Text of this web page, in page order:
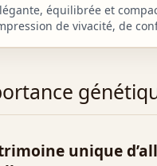
équilibrée et
de vivacité, de
unique